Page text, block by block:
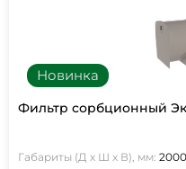
Новинка
Фильтр сорбционный
Габариты (Д х Ш х В), мм: